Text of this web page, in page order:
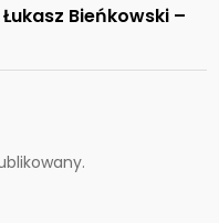
Bieńkowski –